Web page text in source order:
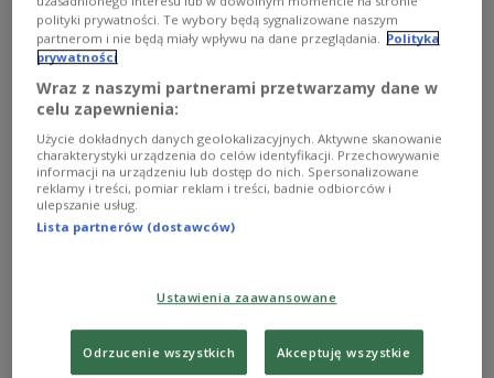
Polish Foreign Minister Radosław Sikorski PAP/Paweł Supernak
The measure, aimed at improving access to
member states if they lose their passport or face
emergencies in countries where Poland lacks
diplomatic representation.
polityki prywatności. Te wybory będą sygnalizowane naszym
partnerom i nie będą miały wpływu na dane przeglądania. Polityka
prywatności
Wraz z naszymi partnerami przetwarzamy dane w
celu zapewnienia:
Użycie dokładnych danych geolokalizacyjnych. Aktywne skanowanie
charakterystyki urządzenia do celów identyfikacji. Przechowywanie
informacji na urządzeniu lub dostęp do nich. Spersonalizowane
reklamy i treści, pomiar reklam i treści, badnie odbiorców i
ulepszanie usług.
Lista partnerów (dostawców)
Ustawienia zaawansowane
Odrzucenie wszystkich Akceptuję wszystkie